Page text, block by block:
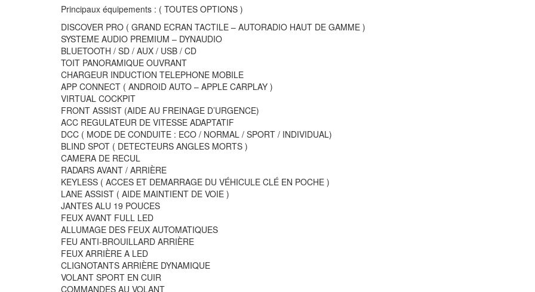
Principaux équipements : ( TOUTES OPTIONS )
DISCOVER PRO ( GRAND ECRAN TACTILE – AUTORADIO HAUT DE GAMME )
SYSTEME AUDIO PREMIUM – DYNAUDIO
BLUETOOTH / SD / AUX / USB / CD
TOIT PANORAMIQUE OUVRANT
CHARGEUR INDUCTION TELEPHONE MOBILE
APP CONNECT ( ANDROID AUTO – APPLE CARPLAY )
VIRTUAL COCKPIT
FRONT ASSIST (AIDE AU FREINAGE D’URGENCE)
ACC REGULATEUR DE VITESSE ADAPTATIF
DCC ( MODE DE CONDUITE : ECO / NORMAL / SPORT / INDIVIDUAL)
BLIND SPOT ( DETECTEURS ANGLES MORTS )
CAMERA DE RECUL
RADARS AVANT / ARRIÈRE
KEYLESS ( ACCES ET DEMARRAGE DU VÉHICULE CLÉ EN POCHE )
LANE ASSIST ( AIDE MAINTIENT DE VOIE )
JANTES ALU 19 POUCES
FEUX AVANT FULL LED
ALLUMAGE DES FEUX AUTOMATIQUES
FEU ANTI-BROUILLARD ARRIÈRE
FEUX ARRIÈRE A LED
CLIGNOTANTS ARRIÈRE DYNAMIQUE
VOLANT SPORT EN CUIR
COMMANDES AU VOLANT